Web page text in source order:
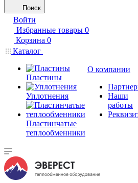
Поиск
Войти
Избранные товары 0
Корзина 0
Каталог
Пластины
Уплотнения
Пластинчатые
теплообменники
О компании
Наши
работы